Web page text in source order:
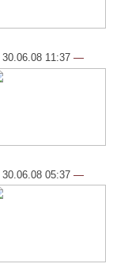
30.06.08 11:37 —
30.06.08 05:37 —